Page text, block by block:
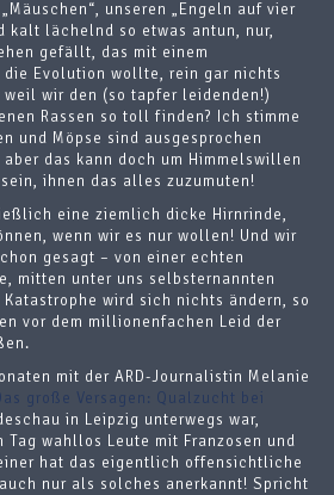
unseren „Engeln auf vier
kalt lächelnd so etwas antun, nur,
gefällt, das mit einem
die Evolution wollte, rein gar nichts
weil wir den (so tapfer leidenden!)
Rassen so toll finden? Ich stimme
und Möpse sind ausgesprochen
das kann doch um Himmelswillen
ihnen das alles zuzumuten!
eine ziemlich dicke Hirnrinde,
wenn wir es nur wollen! Und wir
gesagt – von einer echten
mitten unter uns selbsternannten
Katastrophe wird sich nichts ändern, so
vor dem millionenfachen Leid der
mit der ARD-Journalistin Melanie
große Versagen: Qualzucht bei
in Leipzig unterwegs war,
Tag wahllos Leute mit Franzosen und
hat das eigentlich offensichtliche
nur als solches anerkannt! Spricht